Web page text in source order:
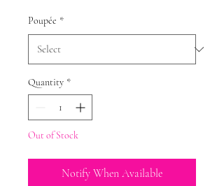
Poupée *
Quantity *
Out of Stock
Notify When Available